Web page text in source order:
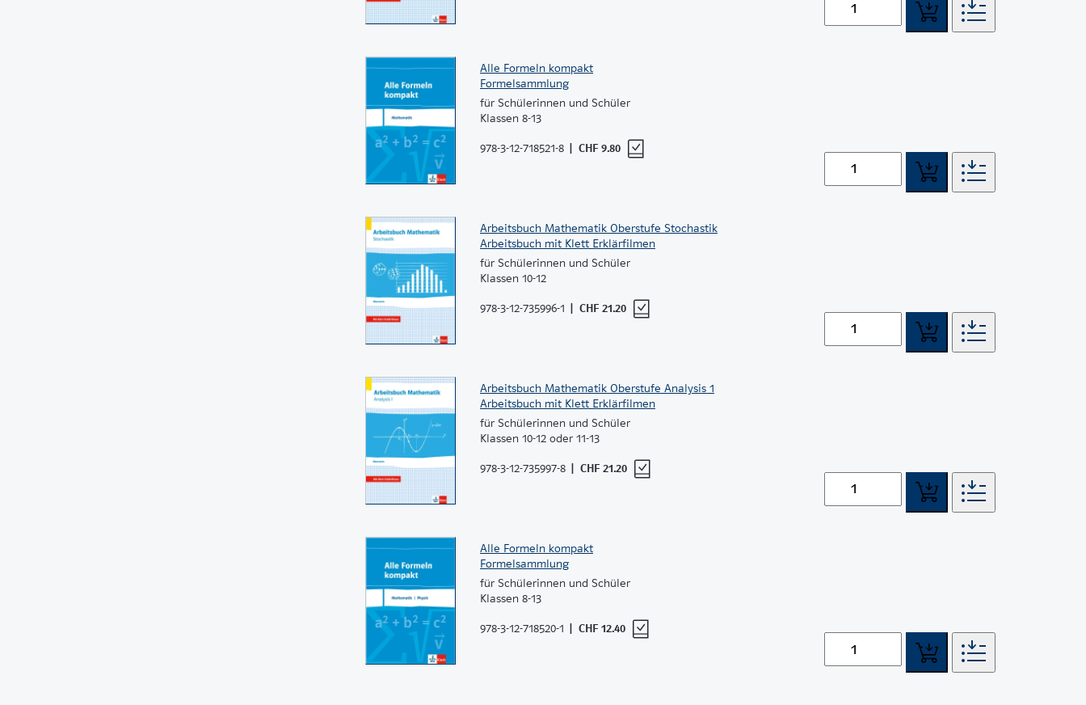
Alle Formeln kompakt
Formelsammlung
für Schülerinnen und Schüler
Klassen 8-13
978-3-12-718521-8 CHF 9.80
Arbeitsbuch Mathematik Oberstufe Stochastik
Arbeitsbuch mit Klett Erklärfilmen
für Schülerinnen und Schüler
Klassen 10-12
978-3-12-735996-1 CHF 21.20
Arbeitsbuch Mathematik Oberstufe Analysis 1
Arbeitsbuch mit Klett Erklärfilmen
für Schülerinnen und Schüler
Klassen 10-12 oder 11-13
978-3-12-735997-8 CHF 21.20
Alle Formeln kompakt
Formelsammlung
für Schülerinnen und Schüler
Klassen 8-13
978-3-12-718520-1 CHF 12.40